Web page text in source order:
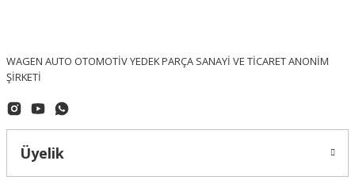
WAGEN AUTO OTOMOTİV YEDEK PARÇA SANAYİ VE TİCARET ANONİM
ŞİRKETİ
Üyelik